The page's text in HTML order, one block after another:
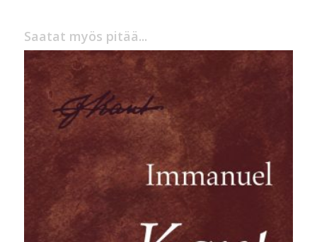
Saatat myös pitää...